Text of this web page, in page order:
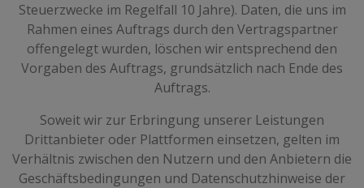
Steuerzwecke im Regelfall 10 Jahre). Daten, die uns im
Rahmen eines Auftrags durch den Vertragspartner
offengelegt wurden, löschen wir entsprechend den
Vorgaben des Auftrags, grundsätzlich nach Ende des
Auftrags.
Soweit wir zur Erbringung unserer Leistungen
Drittanbieter oder Plattformen einsetzen, gelten im
Verhältnis zwischen den Nutzern und den Anbietern die
Geschäftsbedingungen und Datenschutzhinweise der